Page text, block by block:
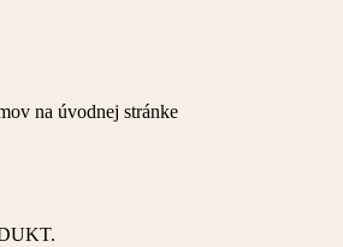
na úvodnej stránke